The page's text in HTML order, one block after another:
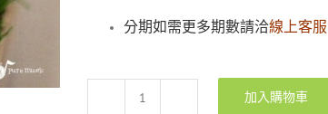
分期如需更多期數請洽線上客服
peterson
加入購物車